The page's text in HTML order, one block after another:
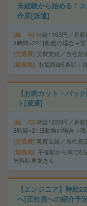
未経験から始める！
作業[派遣]
給 与 時給1163円／月
8時間×22日勤務の場合＋
交通費 実費支給／当社規
勤務地 市電西線6条駅：
【お肉カット・パッ
ト[派遣]
給 与 時給1220円／月
8時間×21日勤務の場合＋
交通費 実費支給／当社規
勤務地 手稲駅から車で6
無料駐車場あり
【エンジニア】時給
へ[正社員への紹介予